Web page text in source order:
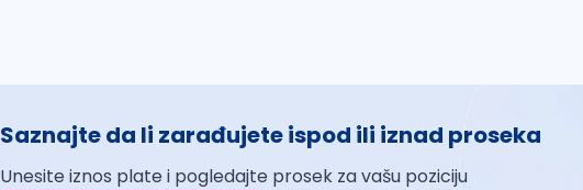
Saznajte da li zarađujete ispod ili iznad proseka
Unesite iznos plate i pogledajte prosek za vašu poziciju